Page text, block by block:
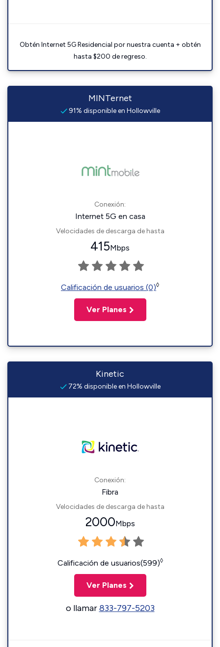
Obtén Internet 5G Residencial por nuestra cuenta + obtén
hasta $200 de regreso.
MINTernet
91% disponible en Hollowville
Conexión:
Internet 5G en casa
Velocidades de descarga de hasta
415Mbps
Calificación de usuarios (0)◊
Ver Planes
Kinetic
72% disponible en Hollowville
Conexión:
Fibra
Velocidades de descarga de hasta
2000Mbps
Calificación de usuarios(599)◊
Ver Planes
o llamar833-797-5203